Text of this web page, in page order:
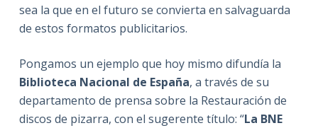
sea la que en el futuro se convierta en salvaguarda
de estos formatos publicitarios.
Pongamos un ejemplo que hoy mismo difundía la
Biblioteca Nacional de España, a través de su
departamento de prensa sobre la Restauración de
discos de pizarra, con el sugerente título: “La BNE